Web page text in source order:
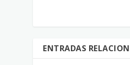
ENTRADAS